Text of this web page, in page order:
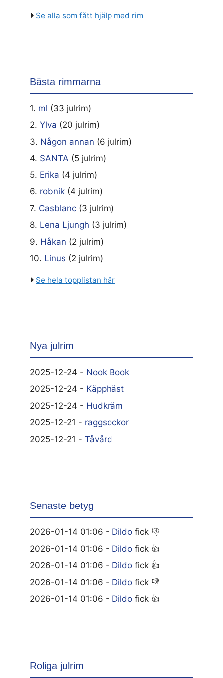
Se alla som fått hjälp med rim
Bästa rimmarna
1. ml (33 julrim)
2. Ylva (20 julrim)
3. Någon annan (6 julrim)
4. SANTA (5 julrim)
5. Erika (4 julrim)
6. robnik (4 julrim)
7. Casblanc (3 julrim)
8. Lena Ljungh (3 julrim)
9. Håkan (2 julrim)
10. Linus (2 julrim)
Se hela topplistan här
Nya julrim
2025-12-24 - Nook Book
2025-12-24 - Käpphäst
2025-12-24 - Hudkräm
2025-12-21 - raggsockor
2025-12-21 - Tåvård
Senaste betyg
2026-01-14 01:06 - Dildo fick 👎
2026-01-14 01:06 - Dildo fick 👍
2026-01-14 01:06 - Dildo fick 👍
2026-01-14 01:06 - Dildo fick 👎
2026-01-14 01:06 - Dildo fick 👍
Roliga julrim